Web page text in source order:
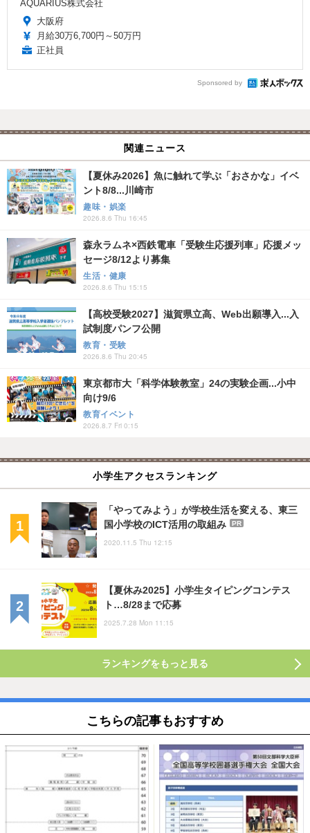
AQUARIUS株式会社
大阪府
月給30万6,700円～50万円
正社員
Sponsored by
関連ニュース
【夏休み2026】魚に触れて学ぶ「おさかな」イベ
ント8/8...川崎市
趣味・娯楽
2026.8.6 Thu 16:45
森永ラムネ×西鉄電車「受験生応援列車」応援メッ
セージ8/12より募集
生活・健康
2026.8.6 Thu 15:15
【高校受験2027】滋賀県立高、Web出願導入...入
試制度パンフ公開
教育・受験
2026.8.6 Thu 20:45
東京都市大「科学体験教室」24の実験企画...小中
向け9/6
教育イベント
2026.8.7 Fri 0:15
小学生アクセスランキング
「やってみよう」が学校生活を変える、東三
国小学校のICT活用の取組み
PR
2020.11.5 Thu 12:15
【夏休み2025】小学生タイピングコンテス
ト…8/28まで応募
2025.7.28 Mon 11:15
ランキングをもっと見る
こちらの記事もおすすめ